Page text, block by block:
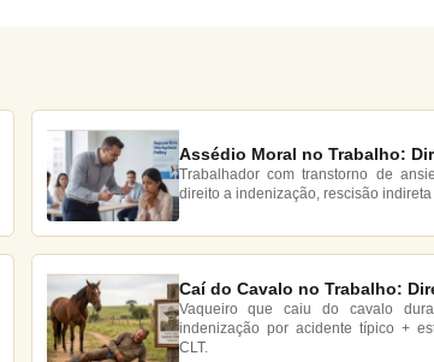
Assédio Moral no Trabalho:
Trabalhador com transtorno de
direito a indenização, rescisão indireta
Caí do Cavalo no Trabalho:
Vaqueiro que caiu do cavalo
indenização por acidente típico +
CLT.